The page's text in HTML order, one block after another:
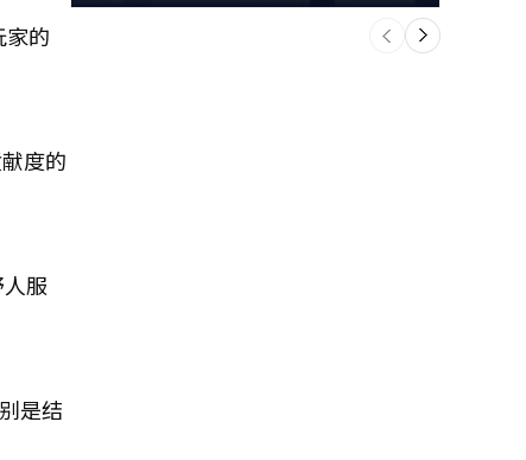
家的
度的
服
是结
下
一
个